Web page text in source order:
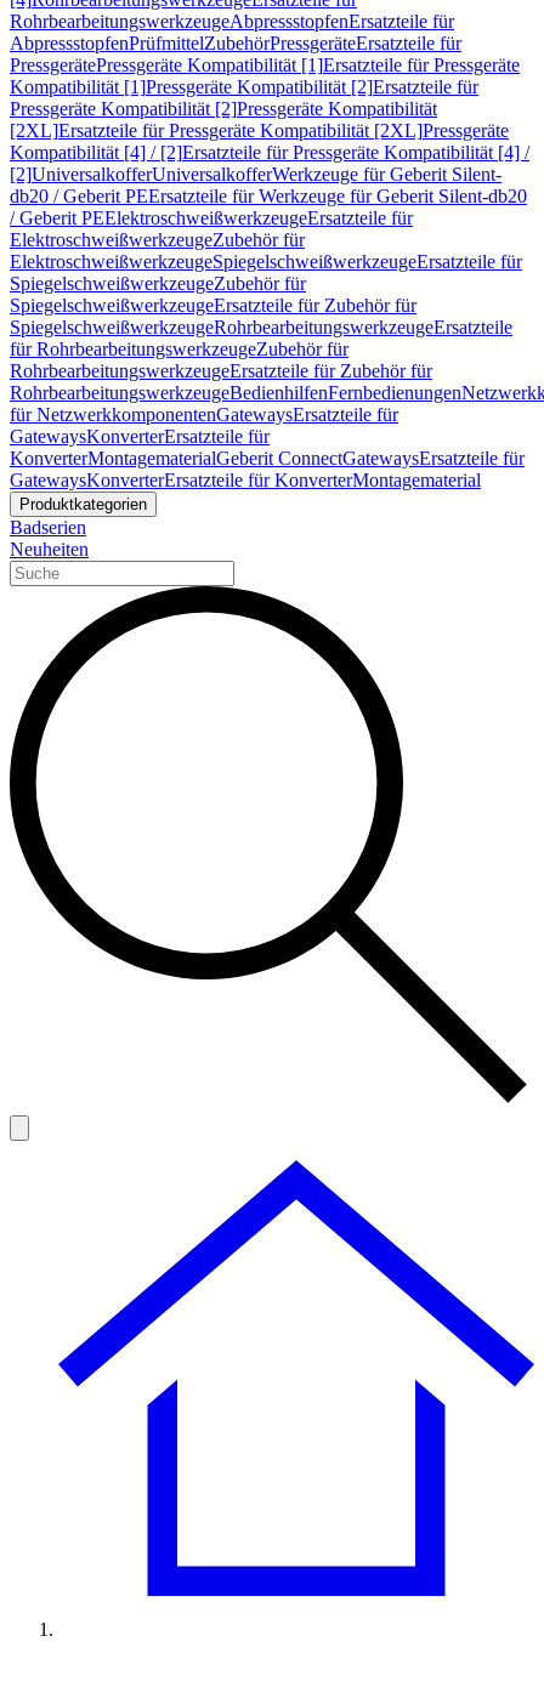
RohrbearbeitungswerkzeugeAbpressstopfenErsatzteile für
AbpressstopfenPrüfmittelZubehörPressgeräteErsatzteile für
PressgerätePressgeräte Kompatibilität [1]Ersatzteile für Pressgeräte
Kompatibilität [1]Pressgeräte Kompatibilität [2]Ersatzteile für
Pressgeräte Kompatibilität [2]Pressgeräte Kompatibilität
[2XL]Ersatzteile für Pressgeräte Kompatibilität [2XL]Pressgeräte
Kompatibilität [4] / [2]Ersatzteile für Pressgeräte Kompatibilität [4] /
[2]UniversalkofferUniversalkofferWerkzeuge für Geberit Silent-
db20 / Geberit PEErsatzteile für Werkzeuge für Geberit Silent-db20
/ Geberit PEElektroschweißwerkzeugeErsatzteile für
ElektroschweißwerkzeugeZubehör für
ElektroschweißwerkzeugeSpiegelschweißwerkzeugeErsatzteile für
SpiegelschweißwerkzeugeZubehör für
SpiegelschweißwerkzeugeErsatzteile für Zubehör für
SpiegelschweißwerkzeugeRohrbearbeitungswerkzeugeErsatzteile
für RohrbearbeitungswerkzeugeZubehör für
RohrbearbeitungswerkzeugeErsatzteile für Zubehör für
RohrbearbeitungswerkzeugeBedienhilfenFernbedienungen
für NetzwerkkomponentenGatewaysErsatzteile für
GatewaysKonverterErsatzteile für
KonverterMontagematerialGeberit ConnectGatewaysErsatzteile für
GatewaysKonverterErsatzteile für KonverterMontagematerial
Produktkategorien
Badserien
Neuheiten